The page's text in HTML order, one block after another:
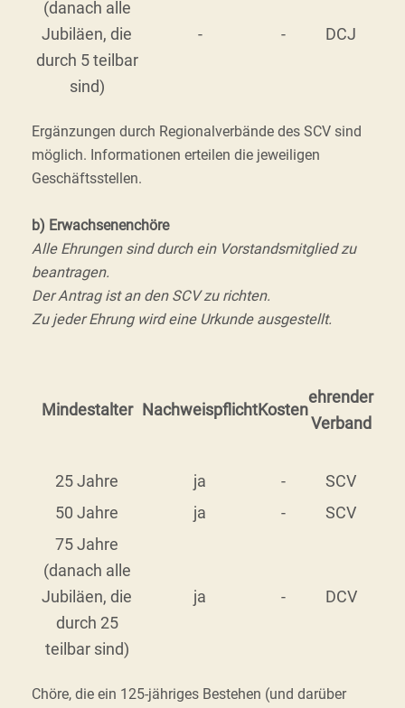
(danach alle
Jubiläen, die
durch 5 teilbar
sind)
- - DCJ
Ergänzungen durch Regionalverbände des SCV sind
möglich. Informationen erteilen die jeweiligen
Geschäftsstellen.
b) Erwachsenenchöre
Alle Ehrungen sind durch ein Vorstandsmitglied zu
beantragen.
Der Antrag ist an den SCV zu richten.
Zu jeder Ehrung wird eine Urkunde ausgestellt.
Mindestalter NachweispflichtKosten
ehrender
Verband
25 Jahre ja -
SCV
50 Jahre
ja -
SCV
75 Jahre
(danach alle
Jubiläen, die
durch 25
teilbar sind)
ja - DCV
Chöre, die ein 125-jähriges Bestehen (und darüber